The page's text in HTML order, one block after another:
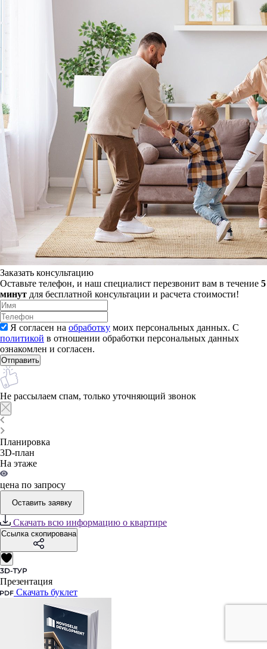
Заказать консультацию
Оставьте телефон, и наш специалист перезвонит вам в течение 5
минут для бесплатной консультации и расчета стоимости!
Я согласен на обработку моих персональных данных. С
политикой в отношении обработки персональных данных
ознакомлен и согласен.
Не рассылаем спам, только уточняющий звонок
Планировка
3D-план
На этаже
цена по запросу
Оставить заявку
Скачать всю информацию о квартире
Ссылка скопирована
Презентация
Скачать буклет